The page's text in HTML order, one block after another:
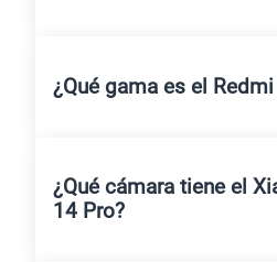
¿Qué gama es el
¿Qué cámara tiene el
14 Pro?